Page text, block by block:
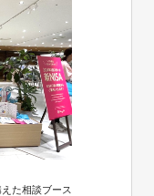
た相談ブース